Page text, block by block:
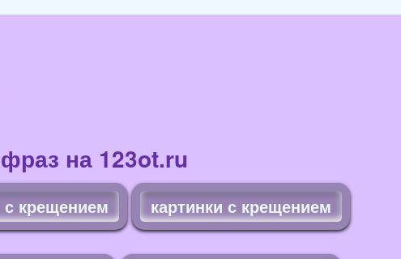
на 123ot.ru
с крещением картинки с крещением